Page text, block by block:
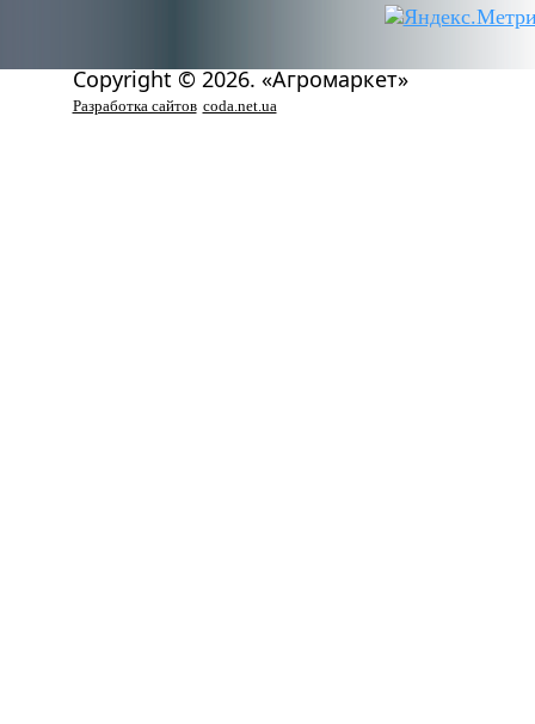
Copyright © 2026. «Агромаркет»
Разработка сайтов coda.net.ua